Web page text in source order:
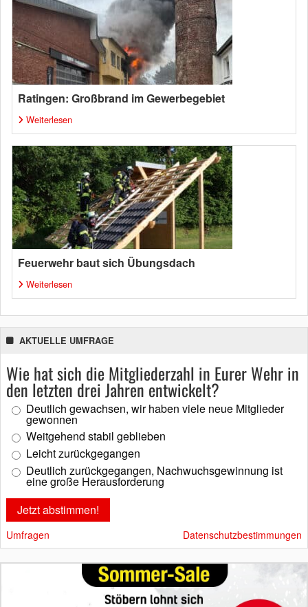
Ratingen: Großbrand im Gewerbegebiet
Weiterlesen
Feuerwehr baut sich Übungsdach
Weiterlesen
AKTUELLE UMFRAGE
Wie hat sich die Mitgliederzahl in Eurer Wehr in
den letzten drei Jahren entwickelt?
Deutlich gewachsen, wir haben viele neue Mitglieder
gewonnen
Weitgehend stabil geblieben
Leicht zurückgegangen
Deutlich zurückgegangen, Nachwuchsgewinnung ist
eine große Herausforderung
Umfragen Datenschutzbestimmungen